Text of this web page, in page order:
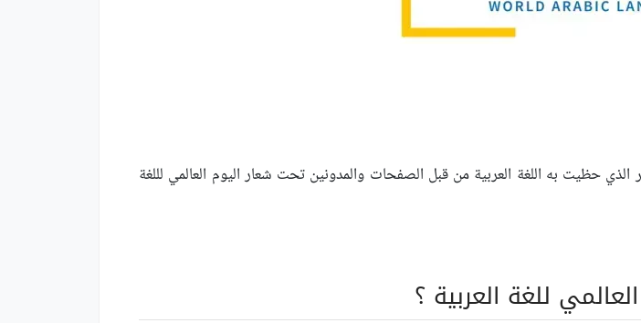
حظيت به اللغة العربية من قبل الصفحات والمدونين تحت شعار اليوم العالمي لللغة